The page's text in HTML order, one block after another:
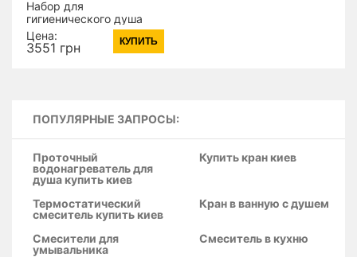
Набор для
гигиенического душа
Qtap Inspai-Varius
округлый
QTINSVARCRMV00440501
Цена:
3551 грн КУПИТЬ
ПОПУЛЯРНЫЕ ЗАПРОСЫ:
Проточный
водонагреватель для
душа купить киев
Купить кран киев
Термостатический
смеситель купить киев
Кран в ванную с душем
Смесители для
умывальника
Смеситель в кухню